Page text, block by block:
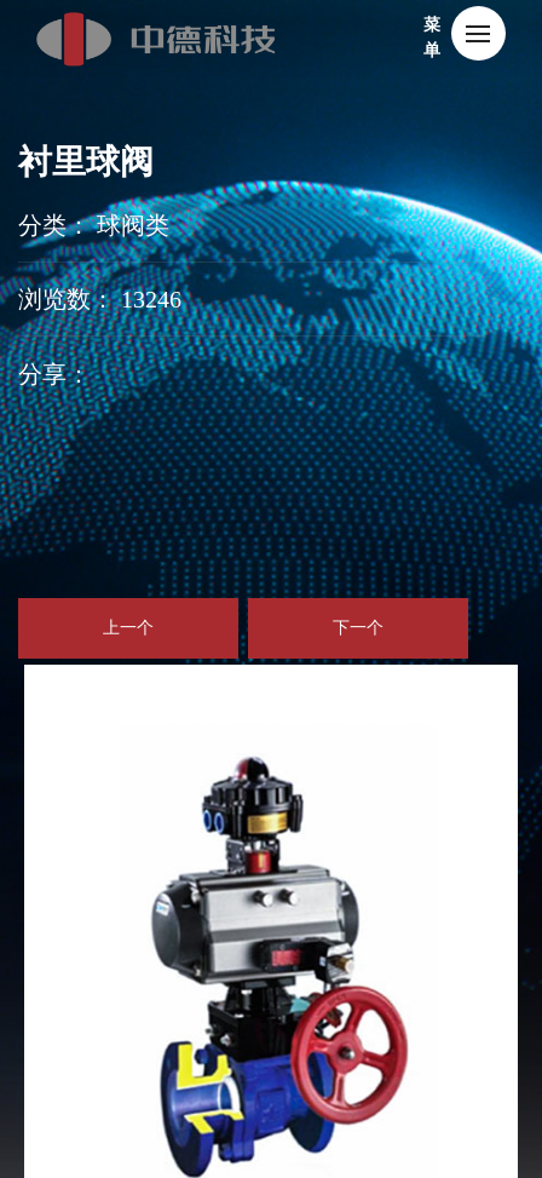
菜
单
衬里球阀
分类： 球阀类
浏览数： 13246
分享：
上一个 下一个